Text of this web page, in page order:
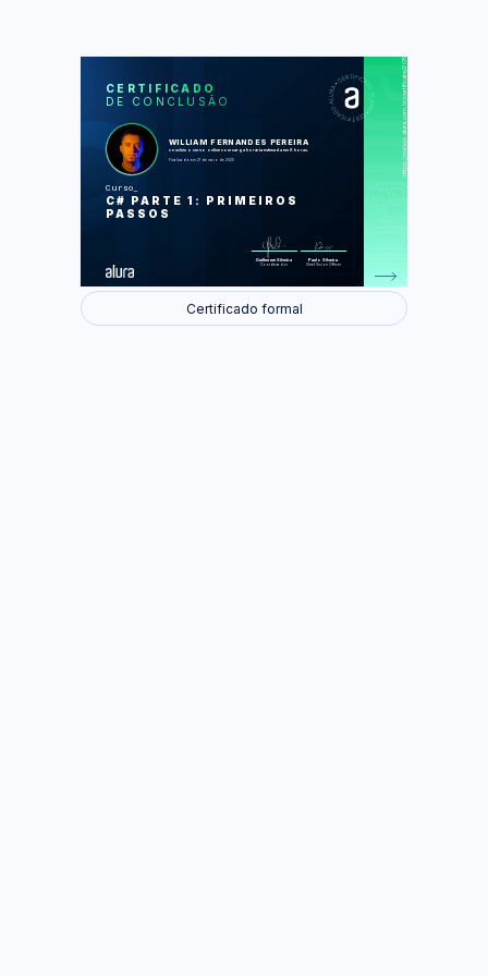
CERTIFICADO
DE CONCLUSÃO
WILLIAM FERNANDES PEREIRA
concluiu o curso online com carga horária estimada em 8 horas.
Finalizado em 21 de maio de 2025
Curso
C# PARTE 1: PRIMEIROS
PASSOS
Guilherme Silveira
Coordenador
Paulo Silveira
Chief Vision Officer
https://cursos.alura.com.br/certificate/2052eaca-d426-4aa8-8e2f-e709986c0c0f
LAS
História e ecossistema da linguagem
Nosso primeiro programa e o Visual
Variáveis numéricas
Certificado formal